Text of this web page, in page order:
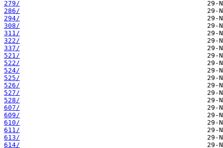
279/
286/
294/
308/
311/
322/
337/
521/
522/
524/
525/
526/
527/
528/
607/
609/
610/
611/
613/
614/